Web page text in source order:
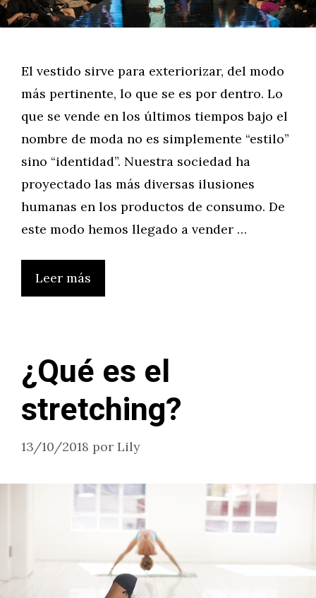
El vestido sirve para exteriorizar, del modo
más pertinente, lo que se es por dentro. Lo
que se vende en los últimos tiempos bajo el
nombre de moda no es simplemente “estilo”
sino “identidad”. Nuestra sociedad ha
proyectado las más diversas ilusiones
humanas en los productos de consumo. De
este modo hemos llegado a vender …
Leer más
¿Qué es el
stretching?
13/10/2018 por Lily